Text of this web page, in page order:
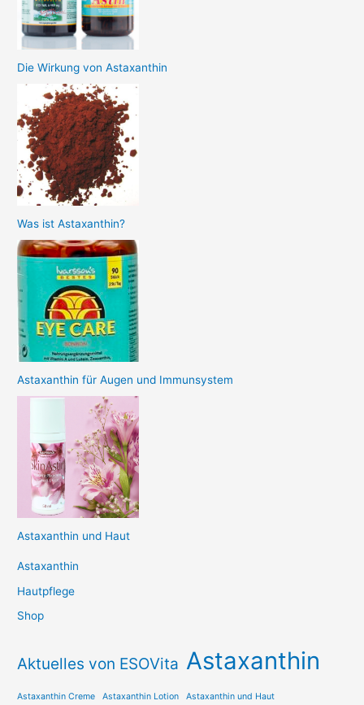
Die Wirkung von Astaxanthin
Was ist Astaxanthin?
Astaxanthin für Augen und Immunsystem
Astaxanthin und Haut
Astaxanthin
Hautpflege
Shop
Aktuelles von ESOVita Astaxanthin
Astaxanthin Creme Astaxanthin Lotion Astaxanthin und Haut